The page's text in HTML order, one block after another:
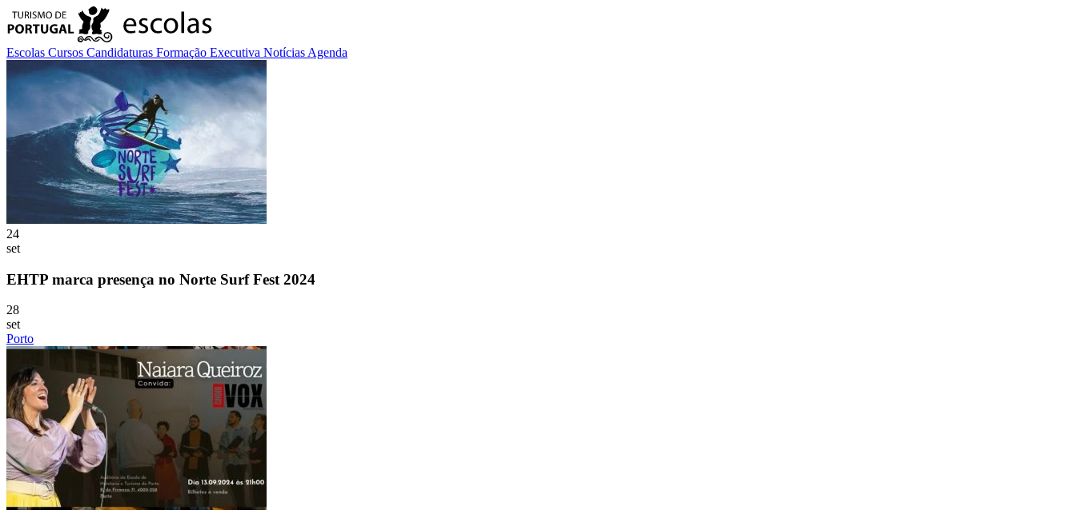
Escolas Cursos Candidaturas Formação Executiva Notícias Agenda
24
set
EHTP marca presença no Norte Surf Fest 2024
28
set
Porto